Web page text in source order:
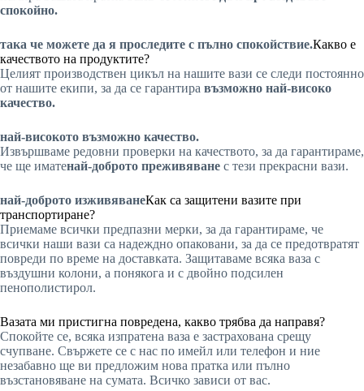
спокойно.
така че можете да я проследите с пълно спокойствие.Какво е
качеството на продуктите?
Целият производствен цикъл на нашите вази се следи постоянно
от нашите екипи, за да се гарантира възможно най-високо
качество.
най-високото възможно качество.
Извършваме редовни проверки на качеството, за да гарантираме,
че ще иматенай-доброто преживяване с тези прекрасни вази.
най-доброто изживяванеКак са защитени вазите при
транспортиране?
Приемаме всички предпазни мерки, за да гарантираме, че
всички наши вази са надеждно опаковани, за да се предотвратят
повреди по време на доставката. Защитаваме всяка ваза с
въздушни колони, а понякога и с двойно подсилен
пенополистирол.
Вазата ми пристигна повредена, какво трябва да направя?
Спокойте се, всяка изпратена ваза е застрахована срещу
счупване. Свържете се с нас по имейл или телефон и ние
незабавно ще ви предложим нова пратка или пълно
възстановяване на сумата. Всичко зависи от вас.